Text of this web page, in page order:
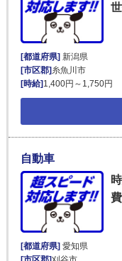
[都道府県]新潟県
[市区郡]糸魚川市
[時給]1,400円～1,750円
自動車
[都道府県] 愛知県